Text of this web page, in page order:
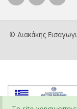
© Διακάκης